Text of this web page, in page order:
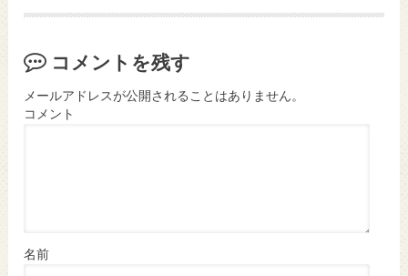
コメントを残す
メールアドレスが公開されることはありません。
コメント
名前